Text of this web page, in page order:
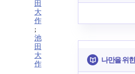
田
大
作
;
池
田
大
作
나만을 위